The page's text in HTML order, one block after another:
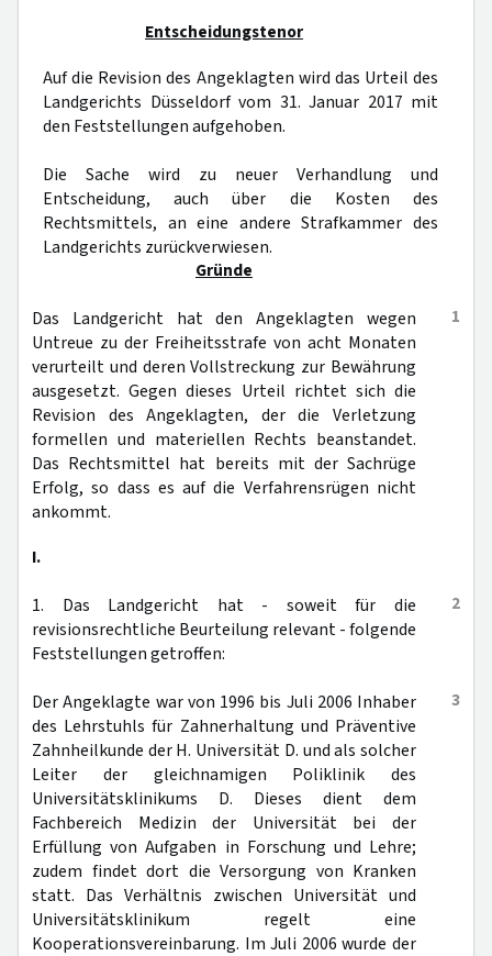
Entscheidungstenor
Auf die Revision des Angeklagten wird das Urteil des
Landgerichts Düsseldorf vom 31. Januar 2017 mit
den Feststellungen aufgehoben.
Die Sache wird zu neuer Verhandlung und
Entscheidung, auch über die Kosten des
Rechtsmittels, an eine andere Strafkammer des
Landgerichts zurückverwiesen.
Gründe
1
Das Landgericht hat den Angeklagten wegen
Untreue zu der Freiheitsstrafe von acht Monaten
verurteilt und deren Vollstreckung zur Bewährung
ausgesetzt. Gegen dieses Urteil richtet sich die
Revision des Angeklagten, der die Verletzung
formellen und materiellen Rechts beanstandet.
Das Rechtsmittel hat bereits mit der Sachrüge
Erfolg, so dass es auf die Verfahrensrügen nicht
ankommt.
I.
2
1. Das Landgericht hat - soweit für die
revisionsrechtliche Beurteilung relevant - folgende
Feststellungen getroffen:
3
Der Angeklagte war von 1996 bis Juli 2006 Inhaber
des Lehrstuhls für Zahnerhaltung und Präventive
Zahnheilkunde der H. Universität D. und als solcher
Leiter der gleichnamigen Poliklinik des
Universitätsklinikums D. Dieses dient dem
Fachbereich Medizin der Universität bei der
Erfüllung von Aufgaben in Forschung und Lehre;
zudem findet dort die Versorgung von Kranken
statt. Das Verhältnis zwischen Universität und
Universitätsklinikum regelt eine
Kooperationsvereinbarung. Im Juli 2006 wurde der